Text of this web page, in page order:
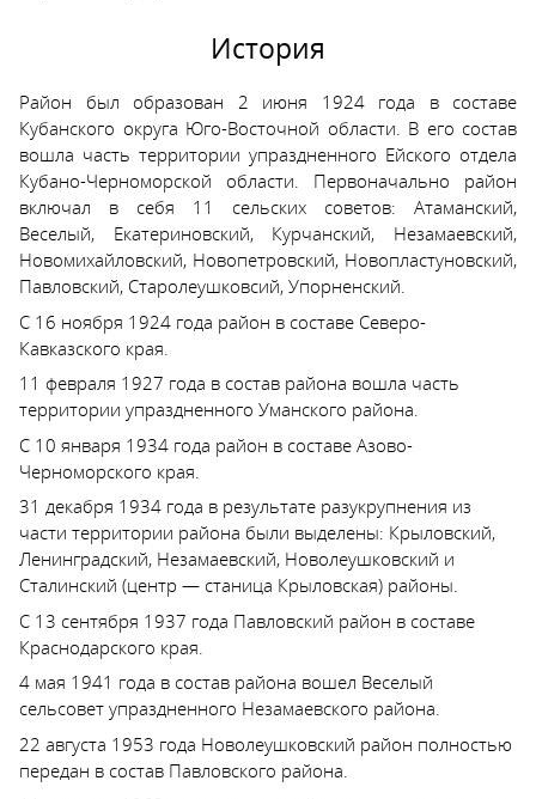
История
Район был образован 2 июня 1924 года в составе
Кубанского округа Юго-Восточной области. В его состав
вошла часть территории упраздненного Ейского отдела
Кубано-Черноморской области. Первоначально район
включал в себя 11 сельских советов: Атаманский,
Веселый, Екатериновский, Курчанский, Незамаевский,
Новомихайловский, Новопетровский, Новопластуновский,
Павловский, Старолеушковсий, Упорненский.
С 16 ноября 1924 года район в составе Северо-
Кавказского края.
11 февраля 1927 года в состав района вошла часть
территории упраздненного Уманского района.
С 10 января 1934 года район в составе Азово-
Черноморского края.
31 декабря 1934 года в результате разукрупнения из
части территории района были выделены: Крыловский,
Ленинградский, Незамаевский, Новолеушковский и
Сталинский (центр — станица Крыловская) районы.
С 13 сентября 1937 года Павловский район в составе
Краснодарского края.
4 мая 1941 года в состав района вошел Веселый
сельсовет упраздненного Незамаевского района.
22 августа 1953 года Новолеушковский район полностью
передан в состав Павловского района.